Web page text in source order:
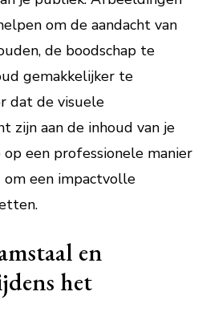
om de aandacht van
de boodschap te
gemakkelijker te
dat de visuele
zijn aan de inhoud van je
een professionele manier
een impactvolle
en
het